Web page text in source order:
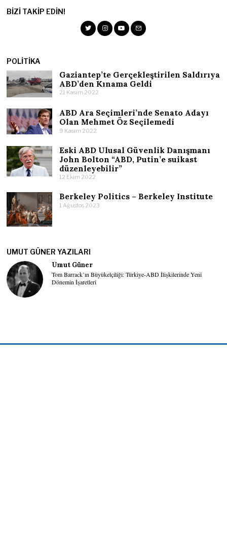
BIZI TAKIP EDIN!
POLITIKA
Gaziantep’te Gerçekleştirilen Saldırıya
ABD’den Kınama Geldi
21 Kasım 2022
ABD Ara Seçimleri’nde Senato Adayı
Olan Mehmet Öz Seçilemedi
9 Kasım 2022
Eski ABD Ulusal Güvenlik Danışmanı
John Bolton “ABD, Putin’e suikast
düzenleyebilir”
12 Ekim 2022
Berkeley Politics – Berkeley Institute
1 Ağustos 2023
UMUT GÜNER YAZILARI
Umut Güner
Tom Barrack’ın Büyükelçiliği: Türkiye-ABD İlişkilerinde Yeni
Dönemin İşaretleri